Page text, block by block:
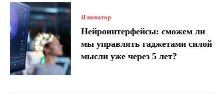
Я новатор
Нейроинтерфейсы: сможем ли
мы управлять гаджетами силой
мысли уже через 5 лет?